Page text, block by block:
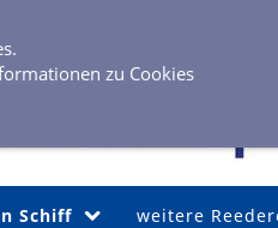
Schiff weitere
zu Cookies